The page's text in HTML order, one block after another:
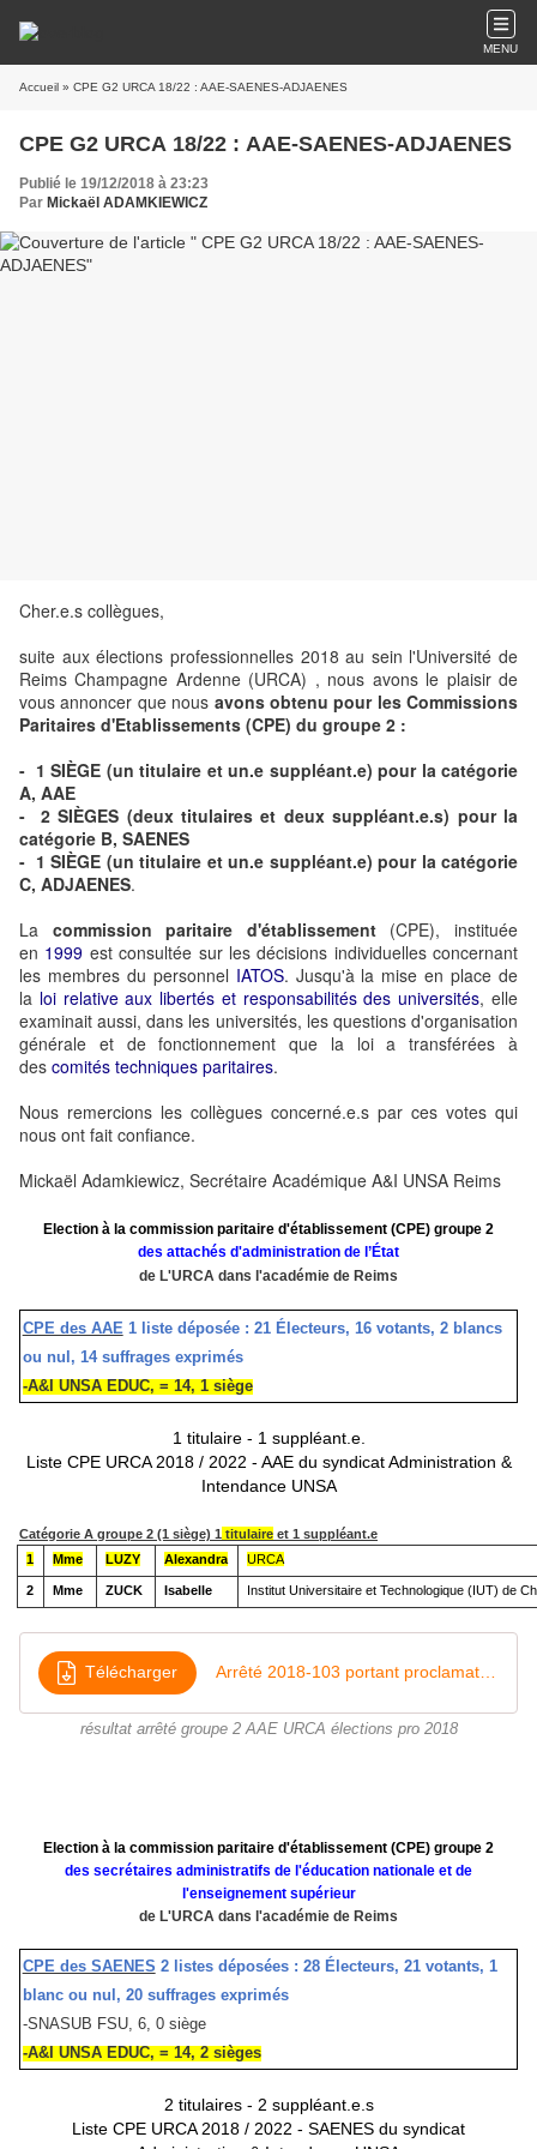
MENU
Accueil » CPE G2 URCA 18/22 : AAE-SAENES-ADJAENES
CPE G2 URCA 18/22 : AAE-SAENES-ADJAENES
Publié le 19/12/2018 à 23:23
Par Mickaël ADAMKIEWICZ
Cher.e.s collègues,
suite aux élections professionnelles 2018 au sein l'Université de
Reims Champagne Ardenne (URCA) , nous avons le plaisir de
vous annoncer quenous avons obtenupour les Commissions
Paritaires d'Etablissements (CPE) du groupe 2 :
- 1SIÈGE (un titulaire et un.e suppléant.e) pour la catégorie
A, AAE
- 2SIÈGES (deux titulaires et deuxsuppléant.e.s) pour la
catégorie B, SAENES
- 1SIÈGE (un titulaire et un.e suppléant.e) pour la catégorie
C, ADJAENES.
La commission paritaire d'établissement
(CPE), instituée
en 1999 est consultée sur les décisions individuelles concernant
les membres du personnel IATOS. Jusqu'à la mise en place de
la loi relative aux libertés et responsabilités des universités, elle
examinait aussi, dans les universités, les questions d'organisation
générale et de fonctionnement que la loi a transférées à
des comités techniques paritaires.
Nous remercions les collègues concerné.e.s par ces votes qui
nous ont fait confiance.
Mickaël Adamkiewicz, Secrétaire Académique A&I UNSA Reims
Election à la commission paritaire d'établissement (CPE) groupe 2
des attachés d'administration de l’État
de L'URCA dans l'académie de Reims
CPE des AAE 1 liste déposée : 21 Électeurs, 16 votants, 2 blancs
ou nul, 14 suffrages exprimés
-A&I UNSA EDUC, = 14, 1 siège
1 titulaire - 1 suppléant.e.
Liste CPE URCA 2018 / 2022 - AAE du syndicat Administration &
Intendance UNSA
Catégorie A groupe 2 (1 siège) 1 titulaire et 1 suppléant.e
1
Mme LUZY Alexandra URCA
2 Mme ZUCK Isabelle Institut Universitaire et Technologique (IUT) de
Télécharger
résultat arrêté groupe 2 AAE URCA élections pro 2018
Election à la commission paritaire d'établissement (CPE) groupe 2
des secrétaires administratifs de l'éducation nationale et de
l'enseignement supérieur
de L'URCA dans l'académie de Reims
CPE des SAENES 2listes déposées : 28 Électeurs, 21 votants, 1
blanc ou nul, 20 suffrages exprimés
-SNASUB FSU, 6, 0 siège
-A&I UNSA EDUC, = 14, 2 sièges
2 titulaires - 2 suppléant.e.s
Liste CPE URCA 2018 / 2022 - SAENES du syndicat